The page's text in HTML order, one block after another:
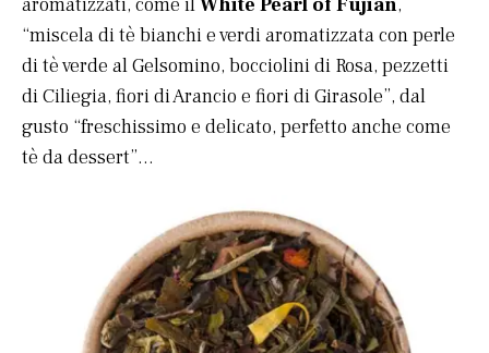
“miscela di tè bianchi e verdi aromatizzata con perle
di tè verde al Gelsomino, bocciolini di Rosa, pezzetti
di Ciliegia, fiori di Arancio e fiori di Girasole”, dal
gusto “freschissimo e delicato, perfetto anche come
tè da dessert”…